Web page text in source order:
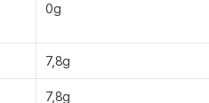
0g
7,8g
7,8g